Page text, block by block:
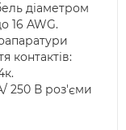
діаметром
16 AWG.
контактів:
250 В роз'єми